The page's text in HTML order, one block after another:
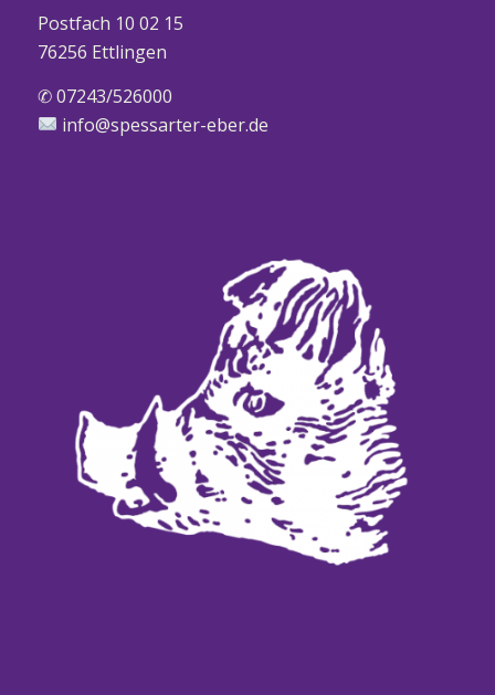
Postfach 10 02 15
76256 Ettlingen
✆ 07243/526000
info@spessarter-eber.de